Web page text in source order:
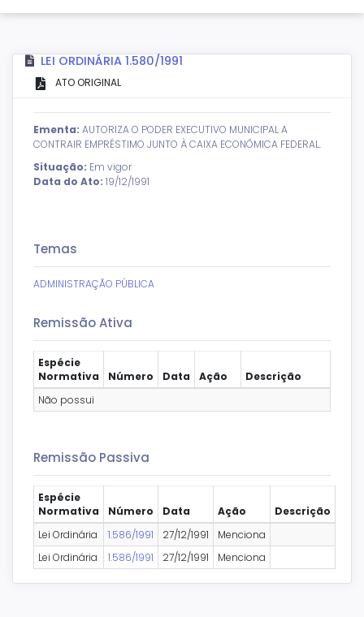
LEI ORDINÁRIA 1.580/1991
ATO ORIGINAL
Ementa: AUTORIZA O PODER EXECUTIVO MUNICIPAL A
CONTRAIR EMPRÉSTIMO JUNTO À CAIXA ECONÔMICA FEDERAL.
Situação: Em vigor
Data do Ato: 19/12/1991
Temas
ADMINISTRAÇÃO PÚBLICA
Remissão Ativa
Espécie
Normativa
Número Data Ação
Descrição
Não possui
Remissão Passiva
Espécie
Normativa
Número Data Ação
Descrição
Lei Ordinária
1.586/1991 27/12/1991
Menciona
Lei Ordinária
1.586/1991 27/12/1991 Menciona